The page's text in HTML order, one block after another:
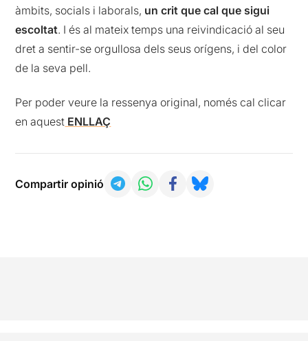
àmbits, socials i laborals, un crit que cal que sigui
escoltat. I és al mateix temps una reivindicació al seu
dret a sentir-se orgullosa dels seus orígens, i del color
de la seva pell.
Per poder veure la ressenya original, només cal clicar
en aquest ENLLAÇ
Compartir opinió